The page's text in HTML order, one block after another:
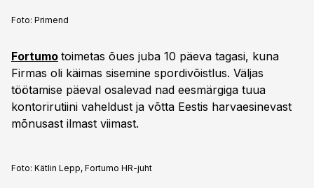
Foto: Primend
Fortumo toimetas õues juba 10 päeva tagasi, kuna
Firmas oli käimas sisemine spordivõistlus. Väljas
töötamise päeval osalevad nad eesmärgiga tuua
kontorirutiini vaheldust ja võtta Eestis harvaesinevast
mõnusast ilmast viimast.
Foto: Kätlin Lepp, Fortumo HR-juht